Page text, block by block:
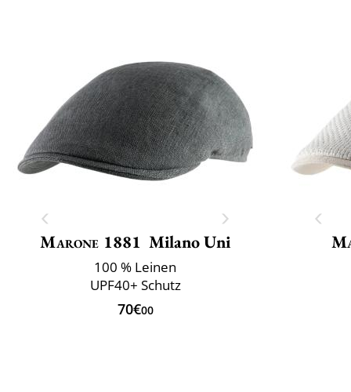
Marone 1881 Milano Uni
100 % Leinen
UPF40+ Schutz
70€00